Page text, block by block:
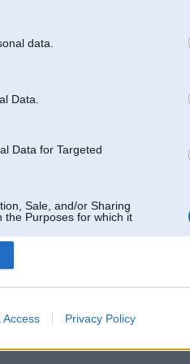
data.
Data.
Data for Targeted
Sale, and/or Sharing
the Purposes for which it
Access Privacy Policy